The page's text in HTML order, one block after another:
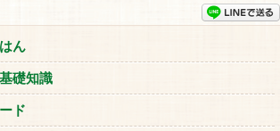
ん
礎知識
ド